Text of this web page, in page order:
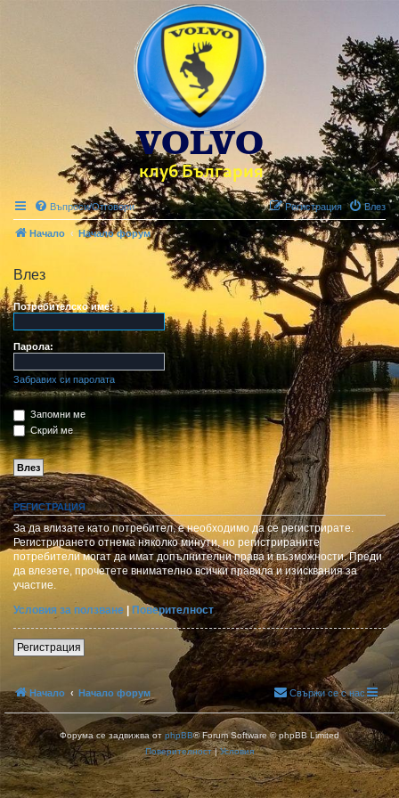
Въпроси/Отговори Влез
Регистрация
Начало Начало форум
Влез
Потребителско име:
Парола:
Забравих си паролата
Запомни ме
Скрий ме
РЕГИСТРАЦИЯ
За да влизате като потребител, е необходимо да се регистрирате.
Регистрирането отнема няколко минути, но регистрираните
потребители могат да имат допълнителни права и възможности. Преди
да влезете, прочетете внимателно всички правила и изисквания за
участие.
Условия за ползване | Поверителност
Регистрация
Начало Начало форум Свържи се с нас
Форума се задвижва от phpBB® Forum Software © phpBB Limited
Поверителност|Условия